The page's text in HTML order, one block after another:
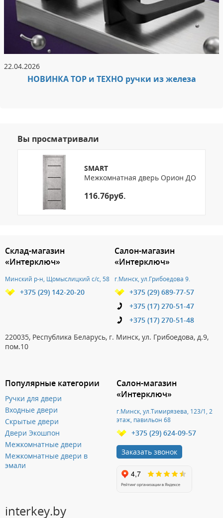
22.04.2026
НОВИНКА ТОР и ТЕХНО ручки из железа
Вы просматривали
SMART
Межкомнатная дверь Орион ДО
116.76руб.
Популярные категории
Ручки для двери
Входные двери
Скрытые двери
Двери Экошпон
Межкомнатные двери
Межкомнатные двери в
эмали
Склад-магазин
«Интерключ»
Минский р-н, Щомыслицкий с/с, 58
+375 (29) 142-20-20
Салон-магазин
«Интерключ»
г.Минск, ул.Грибоедова 9.
+375 (29) 689-77-57
+375 (17) 270-51-47
+375 (17) 270-51-48
220035, Республика Беларусь, г. Минск, ул. Грибоедова, д.9,
пом.10
Салон-магазин
«Интерключ»
г.Минск, ул.Тимирязева, 123/1, 2
этаж, павильон 68
+375 (29) 624-09-57
Заказать звонок
interkey.by